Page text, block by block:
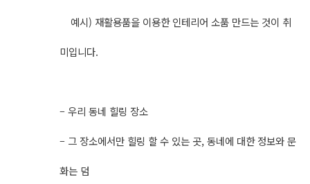
예시) 재활용품을 이용한 인테리어 소품 만드는 것이 취
미입니다.
– 우리 동네 힐링 장소
– 그 장소에서만 힐링 할 수 있는 곳, 동네에 대한 정보와 문
화는 덤